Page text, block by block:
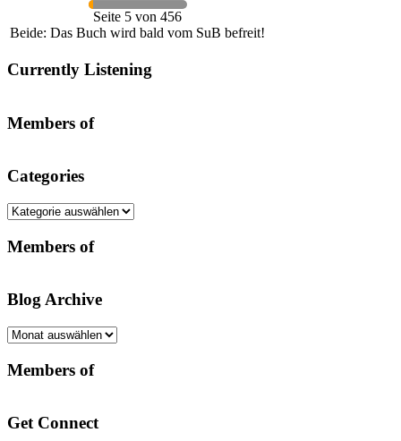
Seite 5 von 456
Beide: Das Buch wird bald vom SuB befreit!
Currently Listening
Members of
Categories
Categories
Members of
Blog Archive
Blog
Members of
Get Connect